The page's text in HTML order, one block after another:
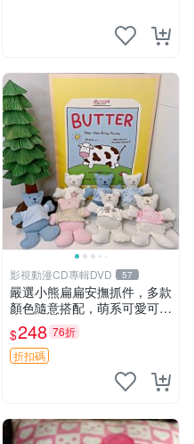
影視動漫CD專輯DVD 57
嚴選小熊扁扁安撫抓件，多款
顏色隨意搭配，萌系可愛可改
掛件 小熊安撫抓件 憶記 抓繩
孩童掛件
$248 76折
折扣碼